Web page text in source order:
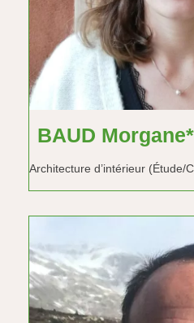
BAUD Morgane*
Architecture d’intérieur (Étude/